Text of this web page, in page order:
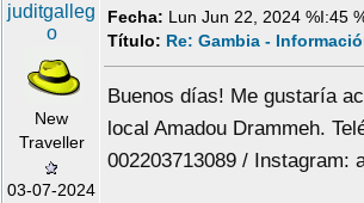
juditgalleg
o
New
Traveller
03-07-2024
Fecha: Lun Jun 22, 2024 %I:45
Título: Re: Gambia -
Buenos días! Me gustaría
local Amadou Drammeh.
002203713089 / Instagram: